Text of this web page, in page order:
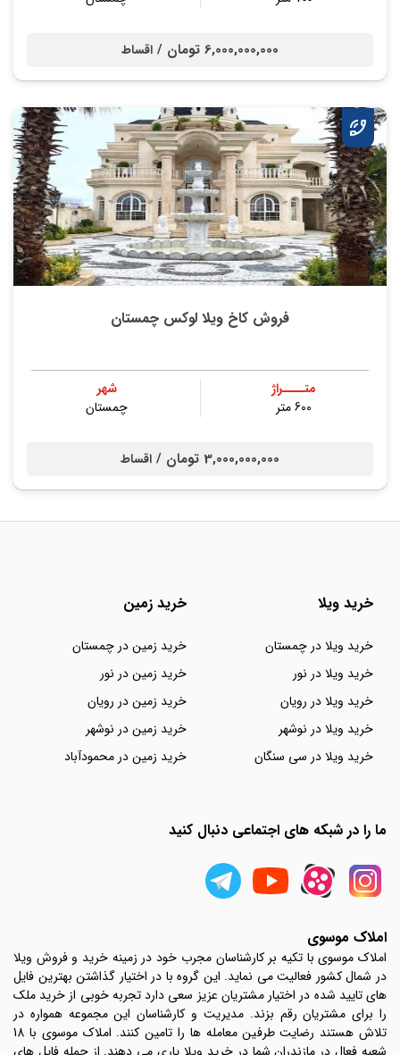
6,000,000,000 تومان / اقساط
فروش کاخ ویلا لوکس چمستان
متــــراژ
600 متر
شهر
چمستان
3,000,000,000 تومان / اقساط
خرید ویلا
خرید ویلا در چمستان
خرید ویلا در نور
خرید ویلا در رویان
خرید ویلا در نوشهر
خرید ویلا در سی سنگان
خرید زمین
خرید زمین در چمستان
خرید زمین در نور
خرید زمین در رویان
خرید زمین در نوشهر
خرید زمین در محمودآباد
ما را در شبکه های اجتماعی دنبال کنید
املاک موسوی
املاک موسوی با تکیه بر کارشناسان مجرب خود در زمینه خرید و فروش ویلا
در شمال کشور فعالیت می نماید. این گروه با در اختیار گذاشتن بهترین فایل
های تایید شده در اختیار مشتریان عزیز سعی دارد تجربه خوبی از خرید ملک
را برای مشتریان رقم بزند. مدیریت و کارشناسان این مجموعه همواره در
تلاش هستند رضایت طرفین معامله ها را تامین کنند. املاک موسوی با 18